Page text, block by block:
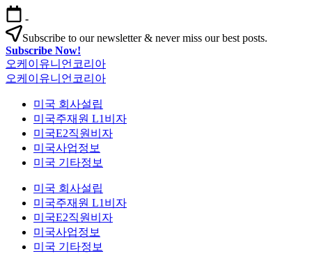
본
문
으
로
건
너
-
Subscribe to our newsletter & never miss our best posts.
Subscribe Now!
오케이유니언코리아
오케이유니언코리아
미국 회사설립
미국주재원 L1비자
미국E2직원비자
미국사업정보
미국 기타정보
미국 회사설립
미국주재원 L1비자
미국E2직원비자
미국사업정보
미국 기타정보